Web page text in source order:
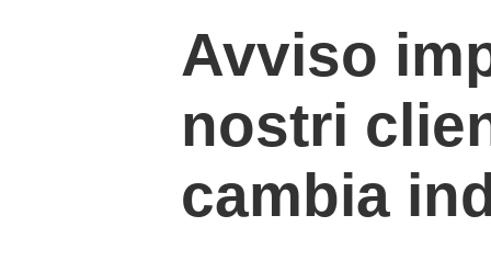
Avviso
nostri
cambia